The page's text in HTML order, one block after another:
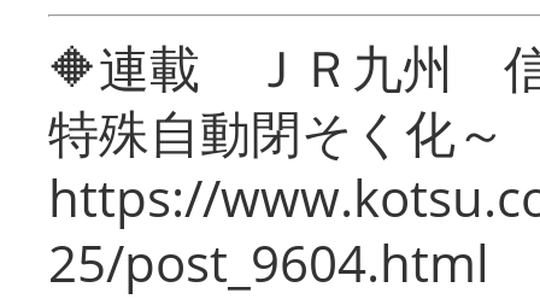
🔶連載 ＪＲ九州 信
特殊自動閉そく化～
https://
25/post_9604.html